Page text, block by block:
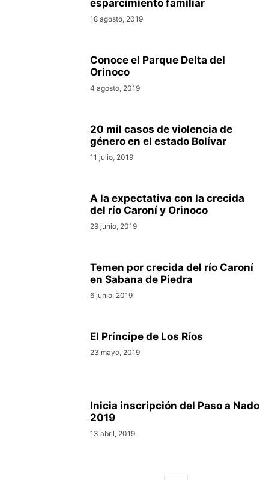
esparcimiento familiar
18 agosto, 2019
Conoce el Parque Delta del
Orinoco
4 agosto, 2019
20 mil casos de violencia de
género en el estado Bolívar
11 julio, 2019
A la expectativa con la crecida
del río Caroní y Orinoco
29 junio, 2019
Temen por crecida del río Caroní
en Sabana de Piedra
6 junio, 2019
El Príncipe de Los Ríos
23 mayo, 2019
Inicia inscripción del Paso a Nado
2019
13 abril, 2019